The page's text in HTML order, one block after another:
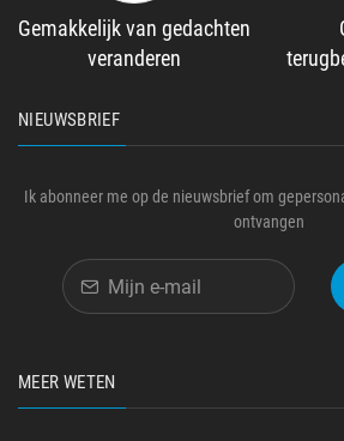
Gemakkelijk van gedachten
veranderen
NIEUWSBRIEF
Ik abonneer me op de nieuwsbrief om
ontvangen
MEER WETEN